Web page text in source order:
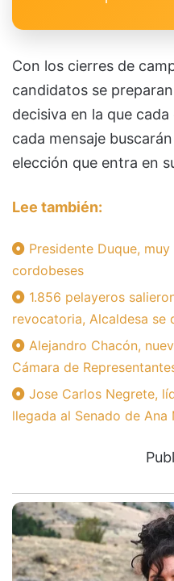
Con los cierres de
candidatos se
decisiva en la que
cada mensaje
elección que entra en
Lee también:
Presidente Duque,
cordobeses
1.856 pelayeros
revocatoria, Alcaldesa se
Alejandro Chacón,
Cámara de
Jose Carlos Negrete,
llegada al Senado de Ana